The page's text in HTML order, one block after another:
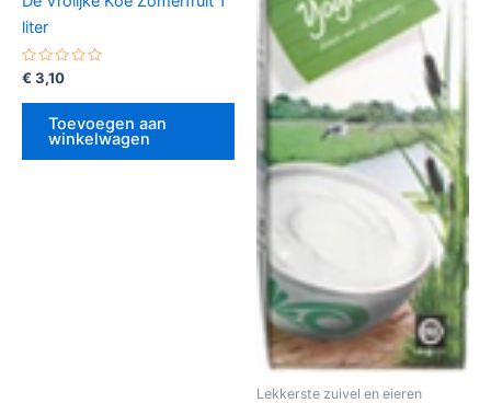
liter
Gewaardeerd
0
uit
€ 3,10
Toevoegen aan
winkelwagen
Lekkerste zuivel en eieren